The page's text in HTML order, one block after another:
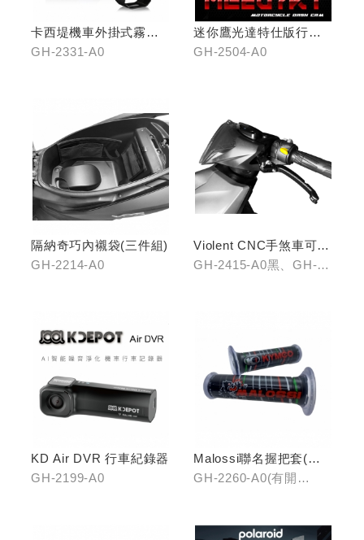
卡西堤機車外掛式霧燈
組(雙燈)
GH-2331-A0
迷你鷹光達特仕版行車
記錄器
GH-2504-A0
隔納奇巧內襯袋(三件組)
GH-2214-A0
Violent CNC手煞車可調
拉桿(黑/銀/鈦)
GH-2415-A0黑、GH-
KD Air DVR 行車紀錄器
GH-2199-A0
Malossi聯名握把套(有
開口)/(無開口)
GH-2260-A0(有開